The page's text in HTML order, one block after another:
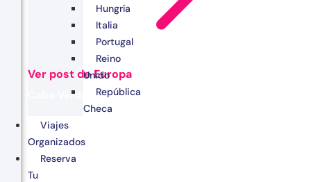
Ver post de Europa
Cabo Verde
Egipto
Kenia
Marruecos
Hungría
Italia
Portugal
Reino
Unido
República
Checa
Viajes
Organizados
Reserva
Tu